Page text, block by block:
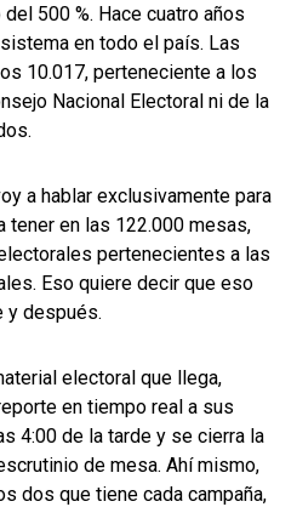
500 %. Hace cuatro años
en todo el país. Las
10.017, perteneciente a los
Nacional Electoral ni de la
a hablar exclusivamente para
tener en las 122.000 mesas,
pertenecientes a las
Eso quiere decir que eso
y después.
electoral que llega,
en tiempo real a sus
4:00 de la tarde y se cierra la
de mesa. Ahí mismo,
dos que tiene cada campaña,